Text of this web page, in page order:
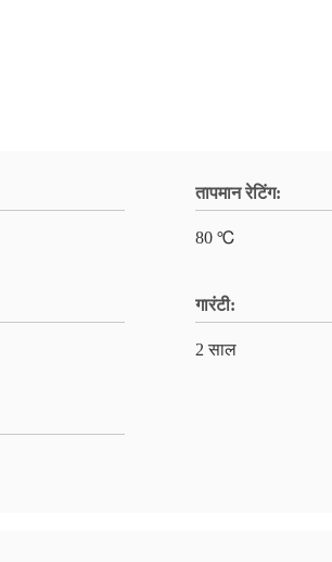
तापमान रेटिंग:
80 ℃
गारंटी:
2 साल